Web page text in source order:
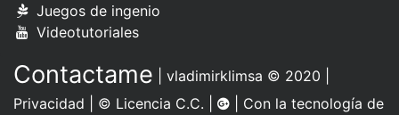
Juegos de ingenio
Videotutoriales
Contactame vladimirklimsa © 2020 |
Privacidad
© Licencia C.C. | Con la tecnología de